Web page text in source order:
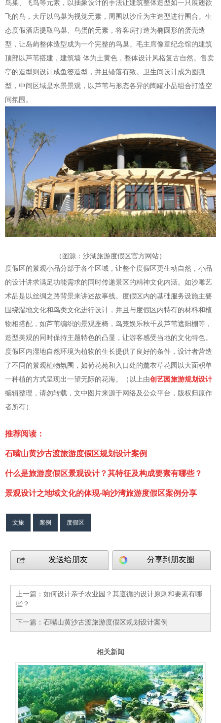
鸟巢、飞鸟等元素，以抽象设计的手法让建筑整体造型如一只展翅欲
飞的鸟，大厅以鸟巢为视觉元素，周围以沙丘为主造型进行围合。生
态度假酒店提取鸟巢、鸟蛋的元素，将客房打造为椭圆形的蛋壳造
型，让岛屿整体造型成为一个完整的鸟巢。毛主席像章纪念馆的建筑
顶部以芦苇搭建，建筑墙 体为土黄色，整体设计风格复古自然。售卖
亭的造型则设计成鱼篓造型，并且错落有致。卫生间设计成为圆弧
型，中间区域是水景景观，以芦苇与形态各异的陶罐小品组合打造空
间氛围。
（图源：沙湖旅游度假区官方网站）
度假区的景观小品分部于各个区域，让整个度假区更生动自然，小品
的设计讲求满足功能需求的同时传递景区的精神文化内涵。如沙雕艺
术品是以丝绸之路背景来讲述故事线。度假区内的基础服务设施主要
围绕湿地文化和鸟类文化进行设计，并且与度假区内特有的材料和植
物相搭配，如芦苇编织的景观座椅，鸟笼娱乐秋千及芦苇遮阳棚等，
造型美观的同时保持主题特色的凸显，让游客感受当地的文化特色。
度假区内湿地自然环境为植物的生长提供了良好的条件，设计者营造
了不同的景观植物氛围，如荷花苑和入口处的薰衣草花园以大面积单
一种植的方式呈现出一望无际的花海。（以上由创艺园旅游规划设计
编辑整理，请勿转载，文中图片来源于网络及公众平台，版权归原作
者所有）
推荐阅读：
石嘴山黄沙古渡旅游度假区规划设计案例
什么是旅游度假区景观设计？其特征及构成要素有哪些？
景观设计之地域文化的体现-响沙湾旅游度假区案例分享
文旅 案例 度假区
发送给朋友 分享到朋友圈
上一篇： 如何设计亲子农业园？其遵循的设计原则和要素有哪
些？
下一篇： 石嘴山黄沙古渡旅游度假区规划设计案例
相关新闻